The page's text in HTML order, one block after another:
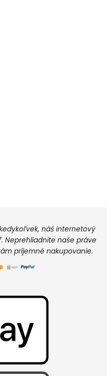
náš internetový
Neprehliadnite naše práve
príjemné nakupovanie.